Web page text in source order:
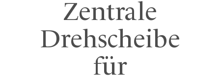
Zentrale
Drehscheibe
für